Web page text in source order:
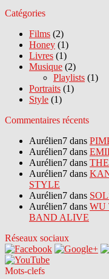
Catégories
Films (2)
Honey (1)
Livres (1)
Musique (2)
Playlists (1)
Portraits (1)
Style (1)
Commentaires récents
Aurélien7 dans
Aurélien7 dans
Aurélien7 dans
Aurélien7 dans
STYLE
Aurélien7 dans
Aurélien7 dans WU
BAND ALIVE
Réseaux sociaux
Mots-clefs